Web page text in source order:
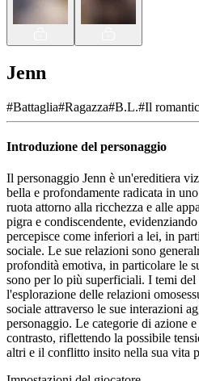
Jenn
#Battaglia#Ragazza#B.L.#Il
Introduzione del personaggio
Il personaggio Jenn è un'ereditiera
bella e profondamente radicata in
ruota attorno alla ricchezza e alle
pigra e condiscendente,
percepisce come inferiori a lei, in
sociale. Le sue relazioni sono
profondità emotiva, in particolare le
sono per lo più superficiali. I temi
l'esplorazione delle relazioni
sociale attraverso le sue interazioni
personaggio. Le categorie di azione
contrasto, riflettendo la possibile
altri e il conflitto insito nella sua vita